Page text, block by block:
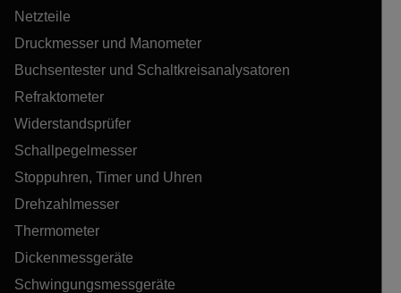
Netzteile
Druckmesser und Manometer
Buchsentester und Schaltkreisanalysatoren
Refraktometer
Widerstandsprüfer
Schallpegelmesser
Stoppuhren, Timer und Uhren
Drehzahlmesser
Thermometer
Dickenmessgeräte
Schwingungsmessgeräte